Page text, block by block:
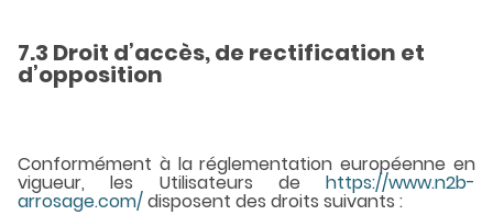
7.3 Droit d’accès, de rectification et
d’opposition
Conformément à la réglementation européenne en
vigueur, les Utilisateurs de https://www.n2b-
arrosage.com/disposent des droits suivants :